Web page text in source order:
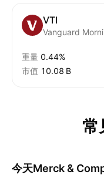
VTI
重量 0.44%
市值 ‪10.08 B‬
常
今天Merck &